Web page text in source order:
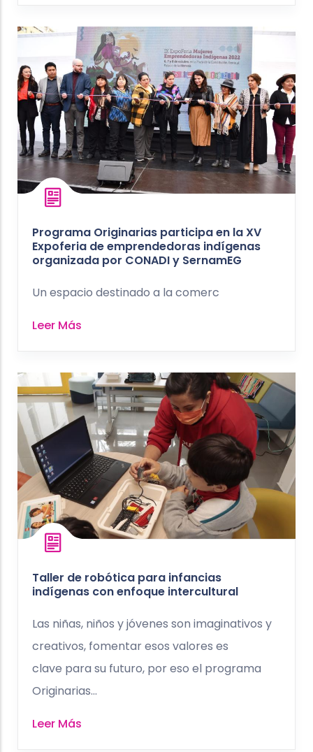
Programa Originarias participa en la XV
Expoferia de emprendedoras indígenas
organizada por CONADI y SernamEG
Un espacio destinado a la comerc
Leer Más
Taller de robótica para infancias
indígenas con enfoque intercultural
Las niñas, niños y jóvenes son imaginativos y
creativos, fomentar esos valores es
clave para su futuro, por eso el programa
Originarias...
Leer Más